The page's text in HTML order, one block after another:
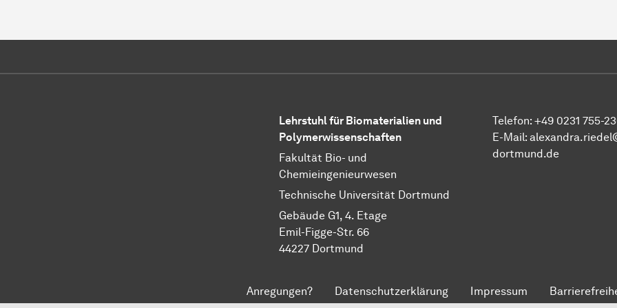
Lehrstuhl für Biomaterialien und
Polymerwissenschaften
Fakultät Bio- und
Chemieingenieurwesen
Technische Universität Dortmund
Gebäude G1, 4. Etage
Emil-Figge-Str. 66
44227 Dortmund
Telefon: +49 0231 755-
E-Mail:
dortmund.de
Anregungen? Datenschutzerklärung Impressum